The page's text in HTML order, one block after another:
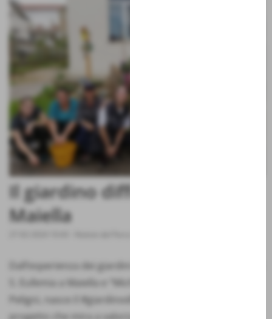
Il giardino diffuso della
Maiella
Dall’esperienza dei giardini botanici “Daniela Brescia” di
S. Eufemia a Maiella e “Michele Tenore” di Lama dei
Peligni, nasce il #giardinodiffusodellamaiella”, un